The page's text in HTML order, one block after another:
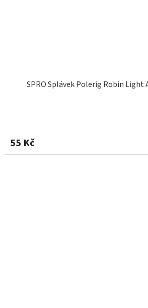
SPRO Splávek Polerig Robin Light
55 Kč